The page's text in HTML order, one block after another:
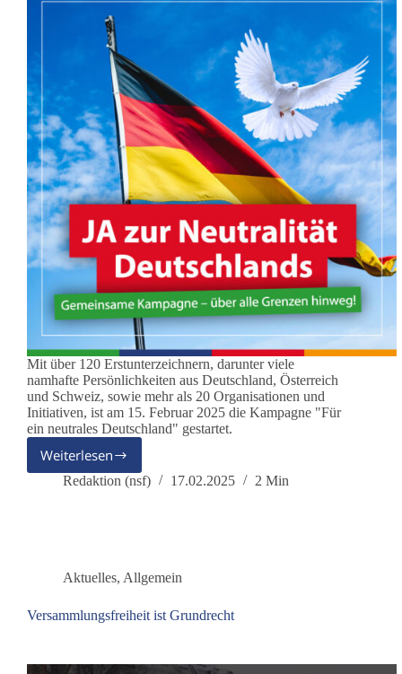
Mit über 120 Erstunterzeichnern, darunter viele
namhafte Persönlichkeiten aus Deutschland, Österreich
und Schweiz, sowie mehr als 20 Organisationen und
Initiativen, ist am 15. Februar 2025 die Kampagne "Für
ein neutrales Deutschland" gestartet.
WeiterlesenKampagne
„Für
Redaktion (nsf) 17.02.2025 2 Min
Aktuelles, Allgemein
Versammlungsfreiheit ist Grundrecht